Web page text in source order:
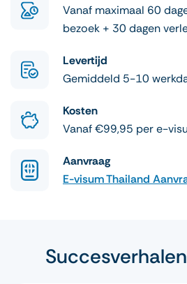
Vanaf maximaal 60
bezoek + 30 dagen
Levertijd
Gemiddeld 5-10
Kosten
Vanaf €99,95 per e-
Aanvraag
E-visum Thailand